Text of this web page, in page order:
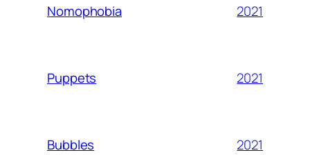
Nomophobia 2021
Puppets 2021
Bubbles 2021